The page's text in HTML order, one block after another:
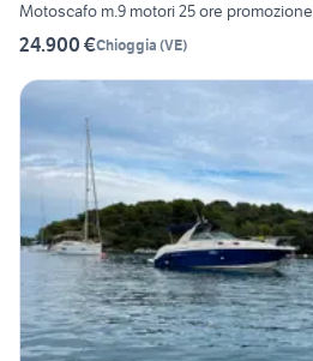
Motoscafo m.9 motori 25 ore promozione
24.900 €Chioggia (VE)